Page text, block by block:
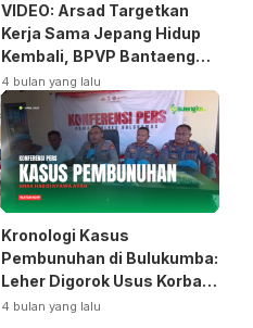
VIDEO: Arsad Targetkan
Kerja Sama Jepang Hidup
Kembali, BPVP Bantaeng
Siap Bangkitkan Jurusan
Otomotif
4 bulan yang lalu
Kronologi Kasus
Pembunuhan di Bulukumba:
Leher Digorok Usus Korban
Dikeluarkan
4 bulan yang lalu